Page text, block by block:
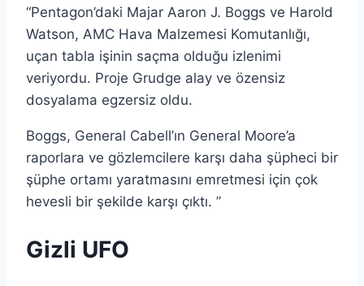
“Pentagon’daki Majar Aaron J. Boggs ve Harold
Watson, AMC Hava Malzemesi Komutanlığı,
uçan tabla işinin saçma olduğu izlenimi
veriyordu. Proje Grudge alay ve özensiz
dosyalama egzersiz oldu.
Boggs, General Cabell’ın General Moore’a
raporlara ve gözlemcilere karşı daha şüpheci bir
şüphe ortamı yaratmasını emretmesi için çok
hevesli bir şekilde karşı çıktı. ”
Gizli UFO